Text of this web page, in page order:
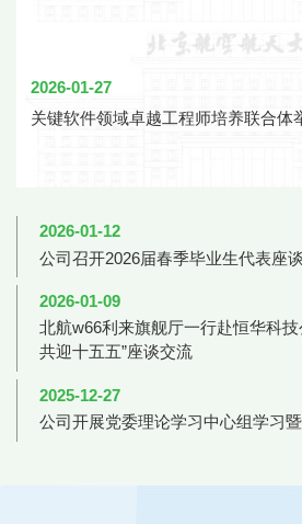
2026-01-12
公司召开2026届春季毕业生代表座
2026-01-09
北航w66利来旗舰厅一行赴恒华科技
共迎十五五”座谈交流
2025-12-27
公司开展党委理论学习中心组学习
2026-01-27
关键软件领域卓越工程师培养联合体